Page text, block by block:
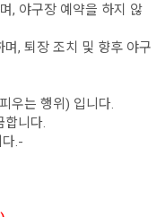
, 야구장 예약을 하지 않
, 퇴장 조치 및 향후 야구
우는 행위) 입니다.
합니다.
.-